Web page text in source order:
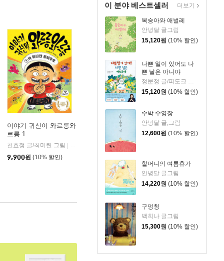
이 분야 베스트셀러
복숭아와 애벌레
안녕달 글그림
15,120원 (10% 할인)
나쁜 일이 있어도 나
쁜 날은 아니야
15,120원 (10% 할인)
수박 수영장
안녕달 글,그림
12,600원 (10% 할인)
할머니의 여름휴가
안녕달 글그림
14,220원 (10% 할인)
구멍청
백희나 글그림
15,300원 (10% 할인)
더보기
이야기 귀신이 와르릉와
르릉 1
천효정 글/최미란 그림
문학동네
9,900원 (10% 할인)